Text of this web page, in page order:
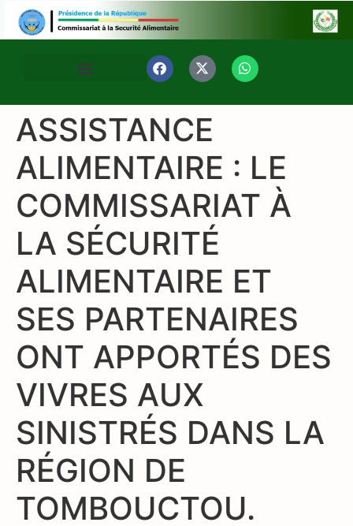
ASSISTANCE
ALIMENTAIRE : LE
COMMISSARIAT À
LA SÉCURITÉ
ALIMENTAIRE ET
SES PARTENAIRES
ONT APPORTÉS DES
VIVRES AUX
SINISTRÉS DANS LA
RÉGION DE
TOMBOUCTOU.